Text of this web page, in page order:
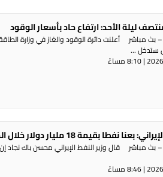
ليلة الأحد: ارتفاع حاد بأسعار الوقود
بث مباشر أعلنت دائرة الوقود والغاز في وزارة
...
بقيمة 18 مليار دولار خلال الحرب ووقف إطلاق النار